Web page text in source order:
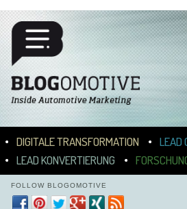
ZUM INHALT WECHSELN
ZUM SEKUNDÄREN INHALT WECHSELN
DIGITALE TRANSFORMATION
LEAD
LEAD KONVERTIERUNG
FOLLOW BLOGOMOTIVE